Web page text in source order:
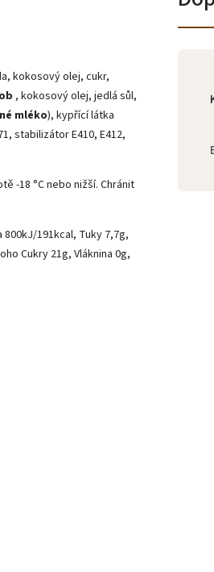
kokosový olej, cukr,
, kokosový olej, jedlá sůl,
mléko), kypřící látka
stabilizátor E410, E412,
-18 °C nebo nižší. Chránit
191kcal, Tuky 7,7g,
Cukry 21g, Vláknina 0g,